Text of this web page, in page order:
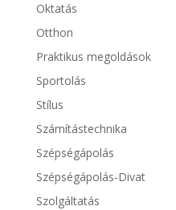
Oktatás
Otthon
Praktikus megoldások
Sportolás
Stílus
Számítástechnika
Szépségápolás
Szépségápolás-Divat
Szolgáltatás